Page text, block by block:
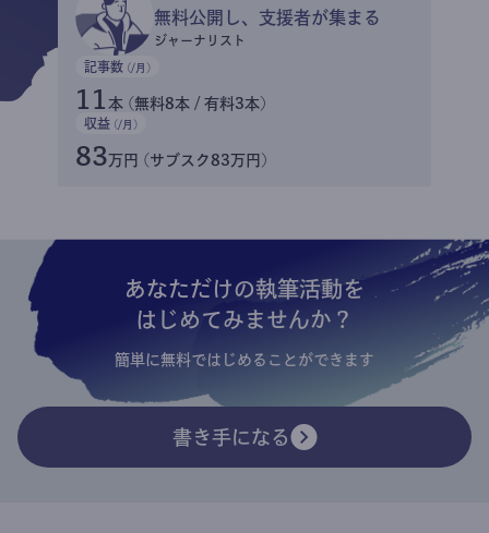
無料公開し、支援者が集まる
ジャーナリスト
記事数 (/月)
11 本 (無料8本 / 有料3本)
収益 (/月)
83万円 (サブスク83万円)
あなただけの執筆活動を
はじめてみませんか？
簡単に無料ではじめることができます
書き手になる